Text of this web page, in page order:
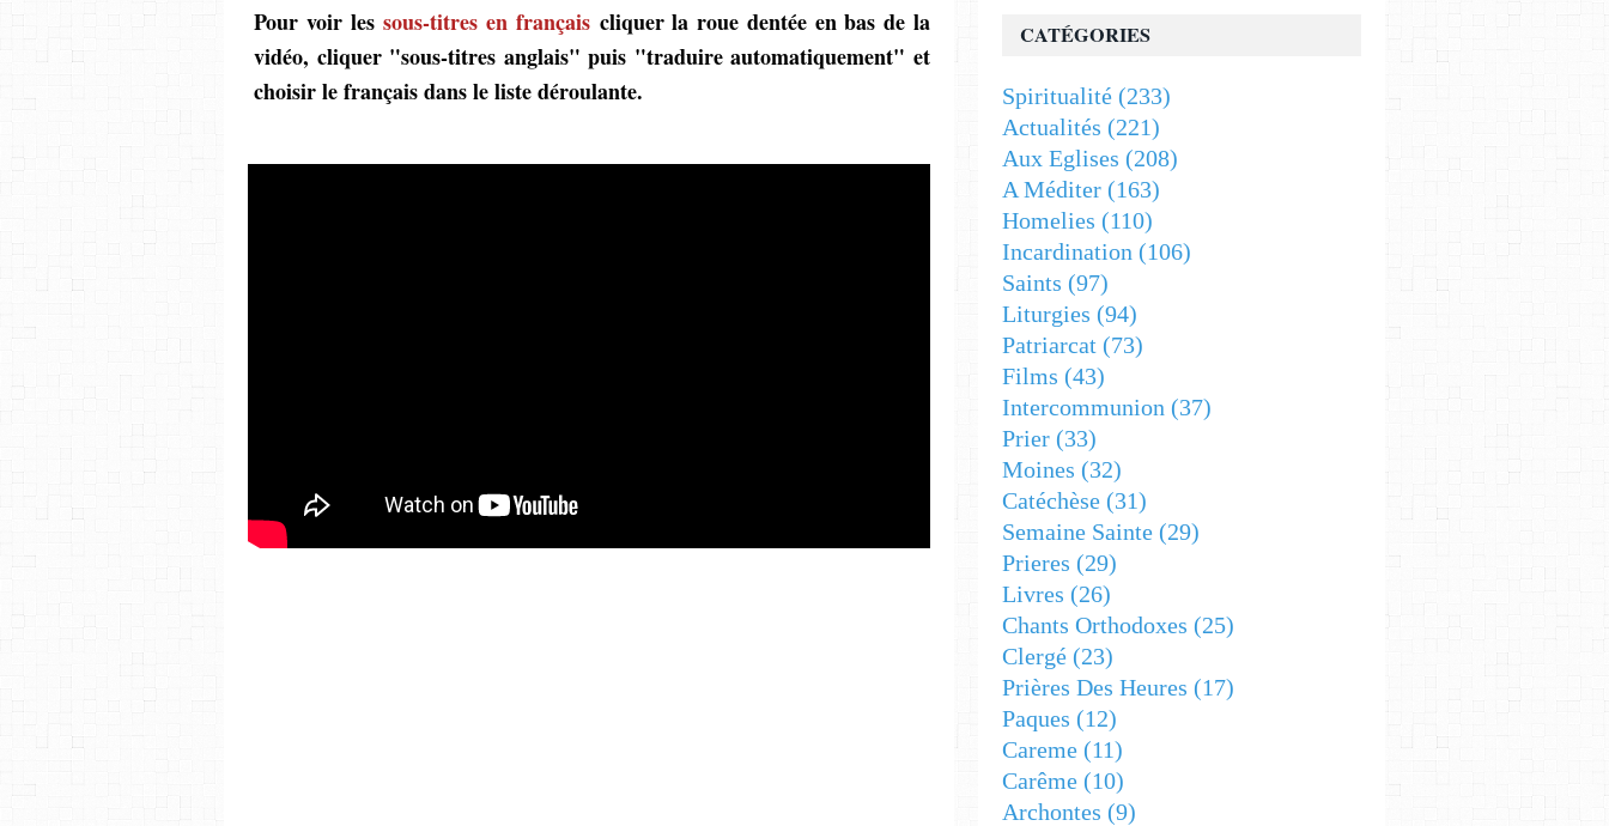
Pour voir lessous-titres en françaiscliquer la roue dentée en bas de la
vidéo, cliquer "sous-titres anglais" puis "traduire automatiquement" et
choisir le français dans le liste déroulante.
CATÉGORIES
Spiritualité (233)
Actualités (221)
Aux Eglises (208)
A Méditer (163)
Homelies (110)
Incardination (106)
Saints (97)
Liturgies (94)
Patriarcat (73)
Films (43)
Intercommunion (37)
Prier (33)
Moines (32)
Catéchèse (31)
Semaine Sainte (29)
Prieres (29)
Livres (26)
Chants Orthodoxes (25)
Clergé (23)
Prières Des Heures (17)
Paques (12)
Careme (11)
Carême (10)
Archontes (9)